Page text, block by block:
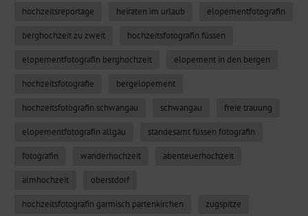
hochzeitsreportage heiraten im urlaub elopementfotografin
berghochzeit zu zweit hochzeitsfotografin füssen
elopementfotografin berghochzeit elopement in den bergen
hochzeitsfotografie bergelopement
hochzeitsfotografin schwangau schwangau freie trauung
elopementfotografin allgäu standesamt füssen fotografin
fotografin wanderhochzeit abenteuerhochzeit
almhochzeit oberstdorf
hochzeitsfotografin garmisch partenkirchen zugspitze